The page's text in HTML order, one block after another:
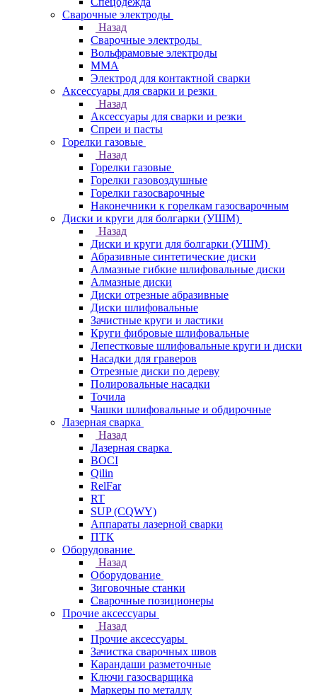
Сварочные электроды
Назад
Сварочные электроды
Вольфрамовые электроды
ММА
Электрод для контактной сварки
Аксессуары для сварки и резки
Назад
Аксессуары для сварки и резки
Спреи и пасты
Горелки газовые
Назад
Горелки газовые
Горелки газовоздушные
Горелки газосварочные
Наконечники к горелкам газосварочным
Диски и круги для болгарки (УШМ)
Назад
Диски и круги для болгарки (УШМ)
Абразивные синтетические диски
Алмазные гибкие шлифовальные диски
Алмазные диски
Диски отрезные абразивные
Диски шлифовальные
Зачистные круги и ластики
Круги фибровые шлифовальные
Лепестковые шлифовальные круги и диски
Насадки для граверов
Отрезные диски по дереву
Полировальные насадки
Точила
Чашки шлифовальные и обдирочные
Лазерная сварка
Назад
Лазерная сварка
BOCI
Qilin
RelFar
RT
SUP (CQWY)
Аппараты лазерной сварки
ПТК
Оборудование
Назад
Оборудование
Зиговочные станки
Сварочные позиционеры
Прочие аксессуары
Назад
Прочие аксессуары
Зачистка сварочных швов
Карандаши разметочные
Ключи газосварщика
Маркеры по металлу